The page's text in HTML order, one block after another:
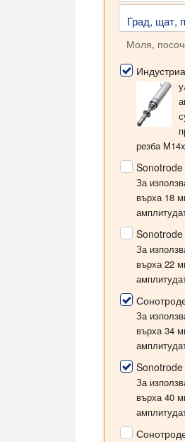
Град, щат,
Моля,
резба
За
върха 18
За
върха22
За
върха34
За
върха40